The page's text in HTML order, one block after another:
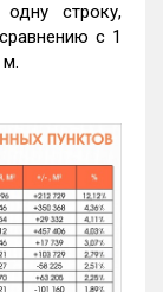
строку,
с 1